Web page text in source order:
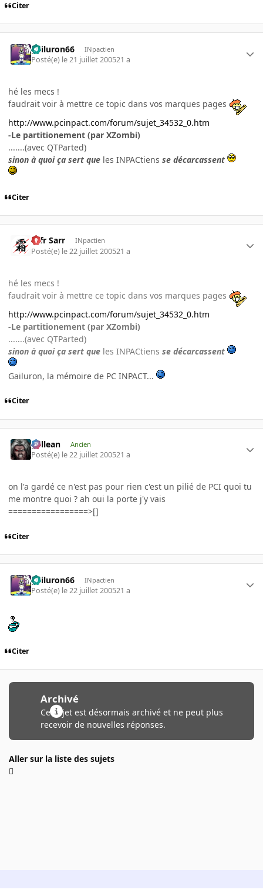
Citer
gailuron66 INpactien
Posté(e) le 21 juillet 200521 a
hé les mecs !
faudrait voir à mettre ce topic dans vos marques pages
http://www.pcinpact.com/forum/sujet_34532_0.htm
-Le partitionement (par XZombi)
.......(avec QTParted)
sinon à quoi ça sert que les INPACtiens se décarcassent
Citer
Ulfr Sarr INpactien
Posté(e) le 22 juillet 200521 a
hé les mecs !
faudrait voir à mettre ce topic dans vos marques pages
http://www.pcinpact.com/forum/sujet_34532_0.htm
-Le partitionement (par XZombi)
.......(avec QTParted)
sinon à quoi ça sert que les INPACtiens se décarcassent
Gailuron, la mémoire de PC INPACT...
Citer
gallean Ancien
Posté(e) le 22 juillet 200521 a
on l'a gardé ce n'est pas pour rien c'est un pilié de PCI quoi tu
me montre quoi ? ah oui la porte j'y vais
=================>[]
Citer
gailuron66 INpactien
Posté(e) le 22 juillet 200521 a
Citer
Archivé
Ce sujet est désormais archivé et ne peut plus
recevoir de nouvelles réponses.
Aller sur la liste des sujets